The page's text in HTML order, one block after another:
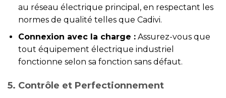
au réseau électrique principal, en respectant les
normes de qualité telles que Cadivi.
Connexion avec la charge :Assurez-vous que
tout équipement électrique industriel
fonctionne selon sa fonction sans défaut.
5. Contrôle et Perfectionnement